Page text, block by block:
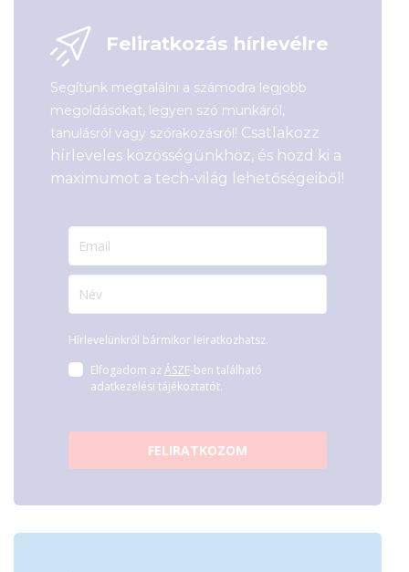
Feliratkozás hírlevélre
Segítünk megtalálni a számodra legjobb
megoldásokat, legyen szó munkáról,
tanulásról vagy szórakozásról! Csatlakozz
hírleveles közösségünkhöz, és hozd ki a
maximumot a tech-világ lehetőségeiből!
Hírlevelünkről bármikor leiratkozhatsz.
Elfogadom az ÁSZF-ben található
adatkezelési tájékoztatót.
FELIRATKOZOM